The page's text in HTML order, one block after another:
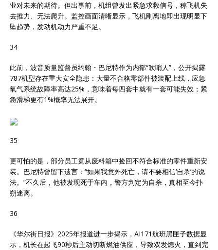
业对未来的期待。但出事前，机组曾发出紧急求救信号，称飞机失
去推力、无法爬升。监控画面清晰显示，飞机刚离地即出现明显下
坠趋势，发动机动力严重不足。
34
此前，波音质量监督员约翰・巴尼特作为内部“吹哨人”，公开揭露
787机型存在重大安全隐患：大量不合格零部件被装配上线，应急
氧气系统故障率高达25%，意味着每四套中就有一套可能失效；紧
急滑梯更有1%概率无法展开。
35
更可怕的是，部分员工竟从废料箱中捡回不符合标准的零件重新安
装。巴尼特曾留下遗言：“如果我意外死亡，请不要相信‘自杀’的说
法。”不久后，他被发现死于车内，警方判定为自杀，真相至今扑
朔迷离。
36
《华尔街日报》2025年报道进一步揭示，AI171航班黑匣子数据显
示，机长在起飞90秒后主动切断燃油供应，导致双发熄火，直到完